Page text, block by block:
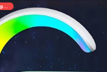
სწრაფად იყიდება